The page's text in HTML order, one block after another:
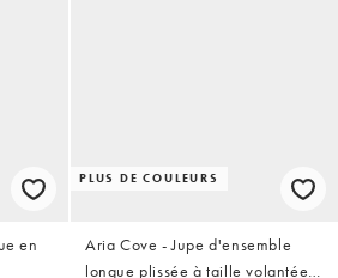
en
PLUS DE COULEURS
Aria Cove - Jupe d'ensemble
longue plissée à taille volantée -